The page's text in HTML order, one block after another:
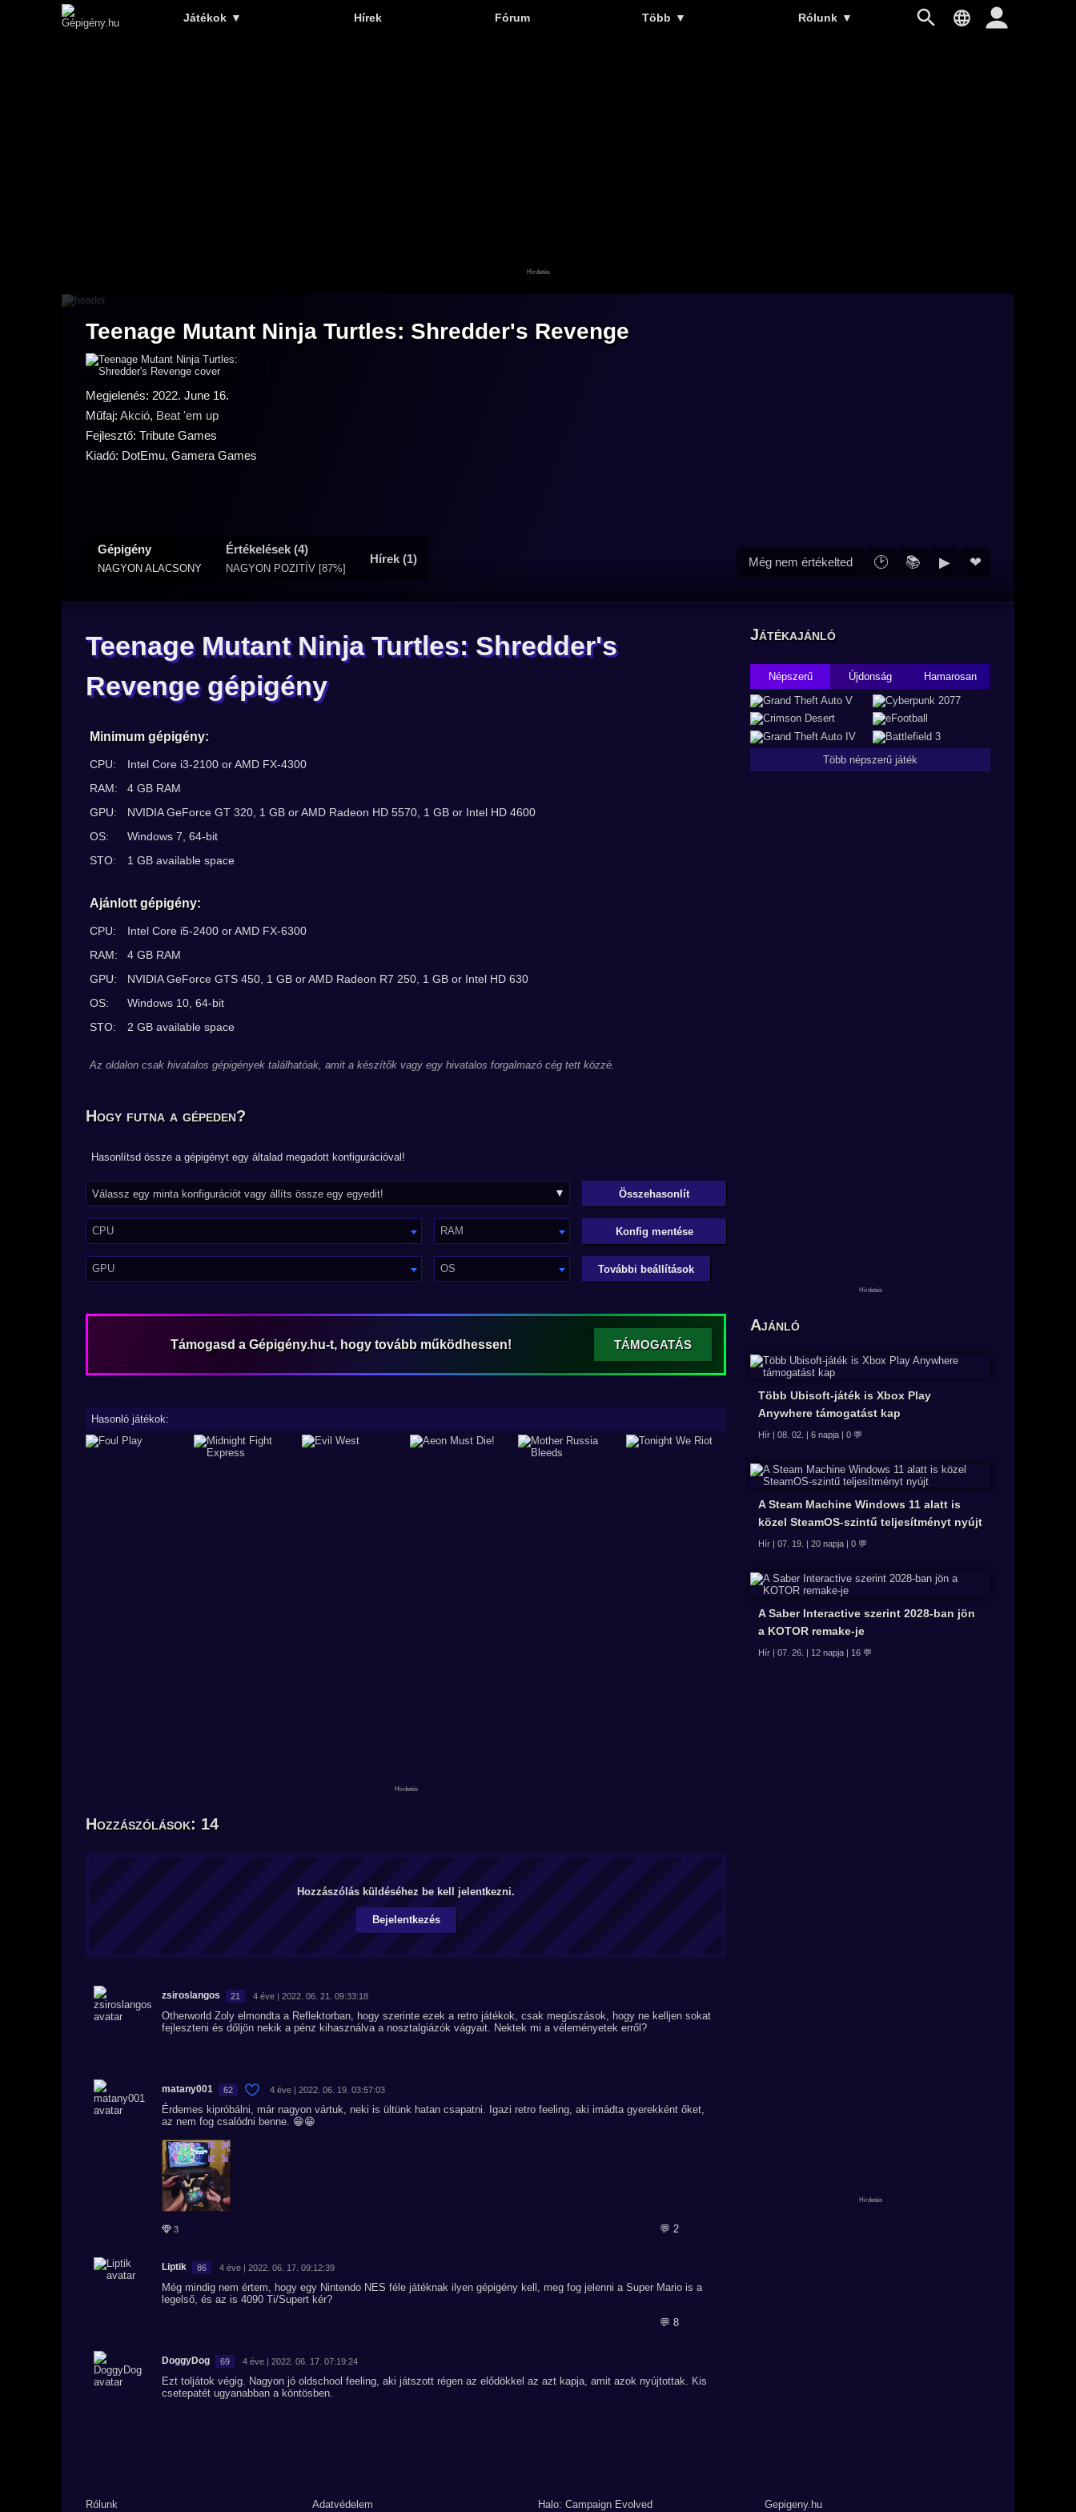
Játékok ▼ Hírek Fórum Több ▼ Rólunk ▼
Teenage Mutant Ninja Turtles: Shredder's Revenge
Megjelenés: 2022. June 16.
Műfaj: Akció, Beat 'em up
Fejlesztő: Tribute Games
Kiadó: DotEmu, Gamera Games
Gépigény
NAGYON ALACSONY
Értékelések (4)
NAGYON POZITÍV [87%]
Hírek (1) Még nem értékelted 🕑 📚 ▶ ❤
Teenage Mutant Ninja Turtles: Shredder's
Revenge gépigény
Minimum gépigény:
CPU:
Intel Core i3-2100 or AMD FX-4300
RAM:
4 GB RAM
GPU:
NVIDIA GeForce GT 320, 1 GB or AMD Radeon HD 5570, 1 GB or Intel HD 4600
OS:
Windows 7, 64-bit
STO:
1 GB available space
Ajánlott gépigény:
CPU:
Intel Core i5-2400 or AMD FX-6300
RAM:
4 GB RAM
GPU:
NVIDIA GeForce GTS 450, 1 GB or AMD Radeon R7 250, 1 GB or Intel HD 630
OS:
Windows 10, 64-bit
STO:
2 GB available space
Az oldalon csak hivatalos gépigények találhatóak, amit a készítők vagy egy hivatalos forgalmazó cég tett közzé.
Hogy futna a gépeden?
Hasonlítsd össze a gépigényt egy általad megadott konfigurációval!
CPU RAM
GPU OS
Konfig mentése
További beállítások
Támogasd a Gépigény.hu-t, hogy tovább működhessen! TÁMOGATÁS
Hasonló játékok:
Hozzászólások: 14
Hozzászólás küldéséhez be kell jelentkezni.
Bejelentkezés
zsiroslangos 21 4 éve | 2022. 06. 21. 09:33:18
Otherworld Zoly elmondta a Reflektorban, hogy szerinte ezek a retro játékok, csak megúszások, hogy ne kelljen sokat
fejleszteni és dőljön nekik a pénz kihasználva a nosztalgiázók vágyait. Nektek mi a véleményetek erről?
matany001 62 4 éve | 2022. 06. 19. 03:57:03
Érdemes kipróbálni, már nagyon vártuk, neki is ültünk hatan csapatni. Igazi retro feeling, aki imádta gyerekként őket,
az nem fog csalódni benne. 😁😁
3 💬 2
Liptik 86 4 éve | 2022. 06. 17. 09:12:39
Még mindig nem értem, hogy egy Nintendo NES féle játéknak ilyen gépigény kell, meg fog jelenni a Super Mario is a
legelső, és az is 4090 Ti/Supert kér?
💬 8
DoggyDog 69 4 éve | 2022. 06. 17. 07:19:24
Ezt toljátok végig. Nagyon jó oldschool feeling, aki játszott régen az elődökkel az azt kapja, amit azok nyújtottak. Kis
csetepatét ugyanabban a köntösben.
Játékajánló
Népszerű Újdonság Hamarosan
Több népszerű játék
Ajánló
Több Ubisoft-játék is Xbox Play
Anywhere támogatást kap
Hír | 08. 02. | 6 napja | 0 💬
A Steam Machine Windows 11 alatt is
közel SteamOS-szintű teljesítményt nyújt
Hír | 07. 19. | 20 napja | 0 💬
A Saber Interactive szerint 2028-ban jön
a KOTOR remake-je
Hír | 07. 26. | 12 napja | 16 💬
Rólunk Adatvédelem Halo: Campaign Evolved Gepigeny.hu